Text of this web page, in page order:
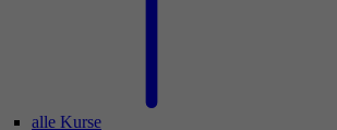
alle Kurse